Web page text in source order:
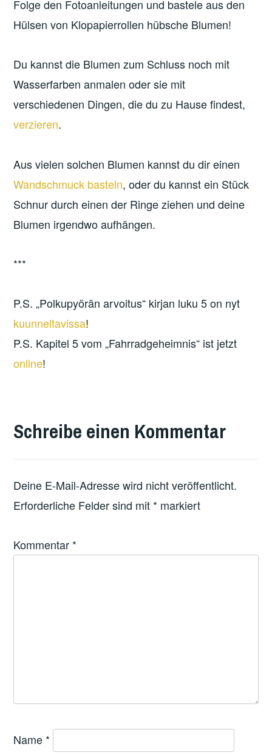
Folge den Fotoanleitungen und bastele aus den
Hülsen von Klopapierrollen hübsche Blumen!
Du kannst die Blumen zum Schluss noch mit
Wasserfarben anmalen oder sie mit
verschiedenen Dingen, die du zu Hause findest,
verzieren.
Aus vielen solchen Blumen kannst du dir einen
Wandschmuck basteln, oder du kannst ein Stück
Schnur durch einen der Ringe ziehen und deine
Blumen irgendwo aufhängen.
***
P.S. „Polkupyörän arvoitus“ kirjan luku 5 on nyt
kuunneltavissa!
P.S. Kapitel 5 vom „Fahrradgeheimnis“ ist jetzt
online!
Schreibe einen Kommentar
Deine E-Mail-Adresse wird nicht veröffentlicht.
Erforderliche Felder sind mit * markiert
Kommentar *
Name *